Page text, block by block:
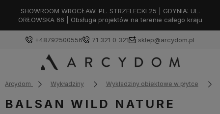
SHOWROOM WROCŁAW: PL. STRZELECKI 25 | GDYNIA: UL.
ORŁOWSKA 66 | Obsługa projektów na terenie całego kraju
+48792500556 71 321 0 321 sklep@arcydom.pl
Arcydom Wykładziny Wykładziny obiektowe w płytce
BALSAN WILD NATURE